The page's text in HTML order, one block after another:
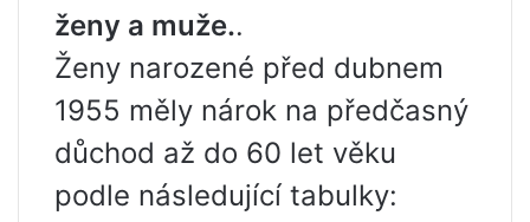
ženy a muže..
Ženy narozené před dubnem
1955 měly nárok na předčasný
důchod až do 60 let věku
podle následující tabulky: